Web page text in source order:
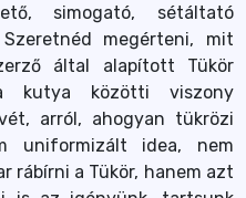
simogató, sétáltató
megérteni, mit
által alapított Tükör
kutya közötti viszony
arról, ahogyan tükrözi
uniformizált idea, nem
rábírni a Tükör, hanem azt